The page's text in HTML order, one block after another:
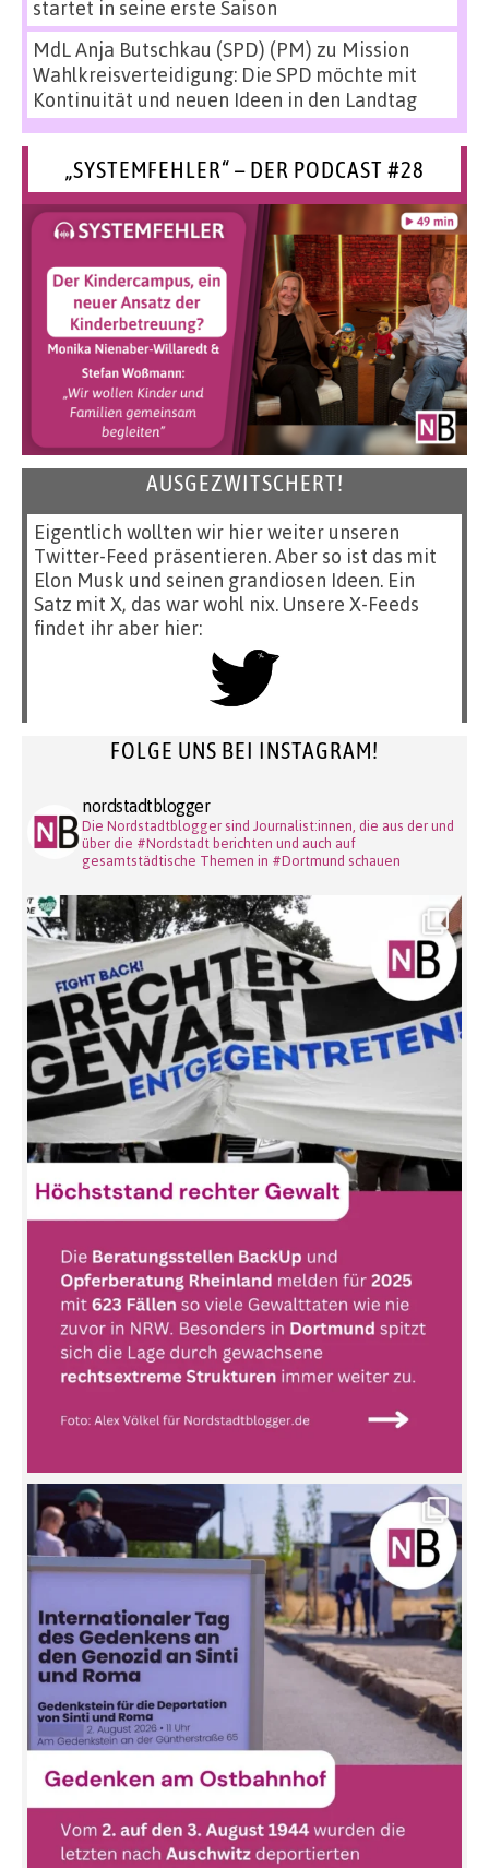
startet in seine erste Saison
MdL Anja Butschkau (SPD) (PM) zu Mission
Wahlkreisverteidigung: Die SPD möchte mit
Kontinuität und neuen Ideen in den Landtag
„SYSTEMFEHLER“ – DER PODCAST #28
AUSGEZWITSCHERT!
Eigentlich wollten wir hier weiter unseren
Twitter-Feed präsentieren. Aber so ist das mit
Elon Musk und seinen grandiosen Ideen. Ein
Satz mit X, das war wohl nix. Unsere X-Feeds
findet ihr aber hier:
FOLGE UNS BEI INSTAGRAM!
nordstadtblogger
Die Nordstadtblogger sind Journalist:innen, die aus der und
über die #Nordstadt berichten und auch auf
gesamtstädtische Themen in #Dortmund schauen